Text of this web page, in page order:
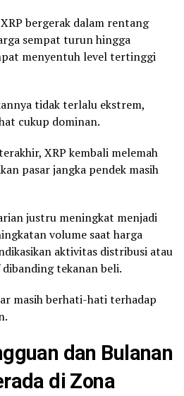
bergerak dalam rentang
sempat turun hingga
menyentuh level tertinggi
tidak terlalu ekstrem,
cukup dominan.
XRP kembali melemah
pasar jangka pendek masih
justru meningkat menjadi
volume saat harga
aktivitas distribusi atau
tekanan beli.
masih berhati-hati terhadap
dan Bulanan
di Zona